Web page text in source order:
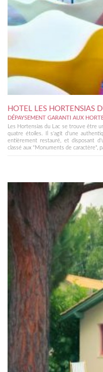
HOTEL LES HORTENSIAS
DÉPAYSEMENT GARANTI AUX
Les Hortensias du Lac se trouve être
quatre étoiles. Il s'agit d'une
entièrement restauré, et disposant
classé aux "Monuments de caractère",